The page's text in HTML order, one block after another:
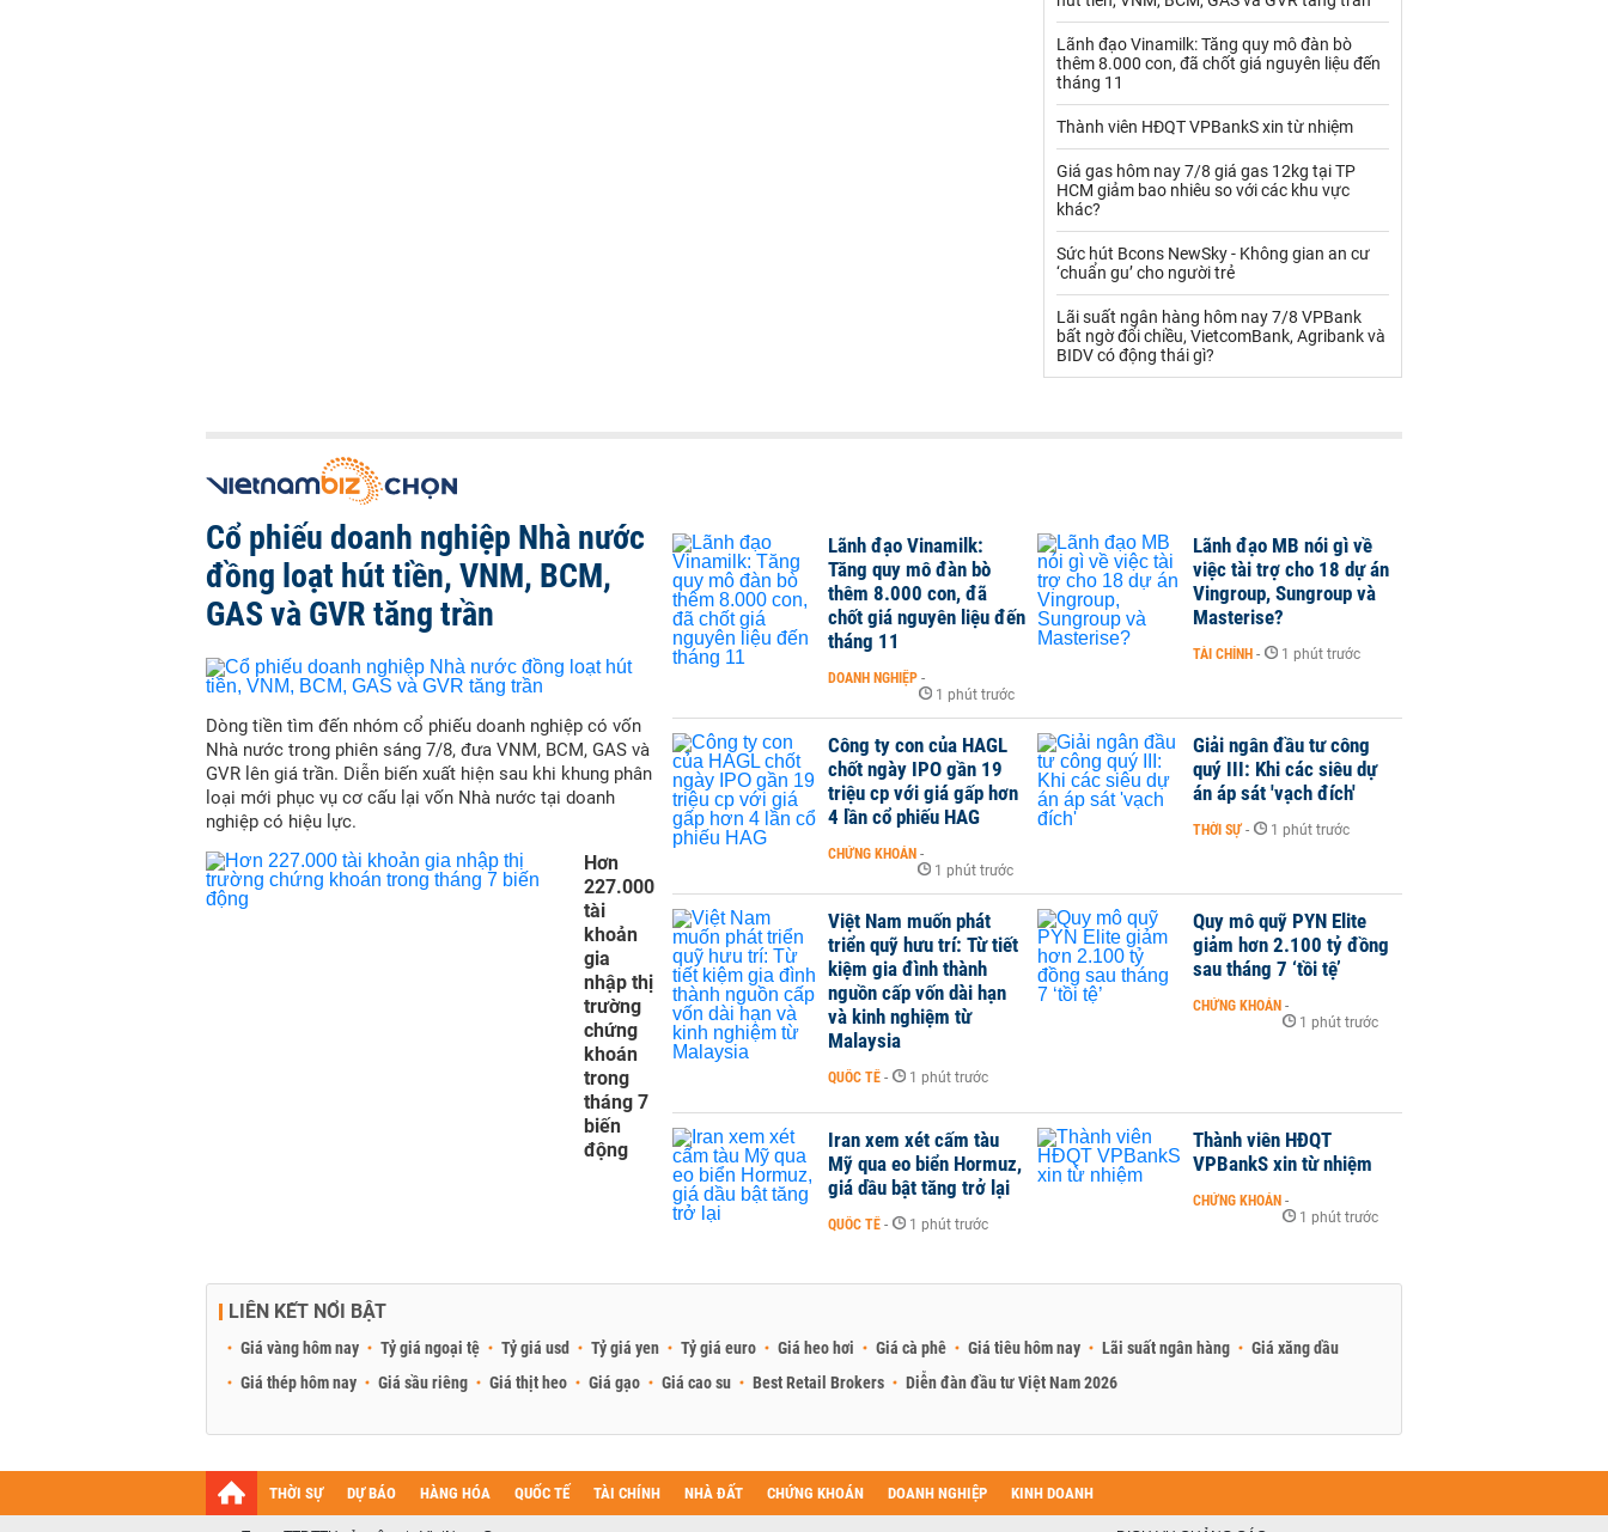
Sữa
Than
Thủy hải sản khác Tôm
Vàng
VLXD khác Xăng dầu
Xi măng - Clynker
Lãnh đạo Vinamilk: Tăng quy mô đàn bò
thêm 8.000 con, đã chốt giá nguyên liệu đến
tháng 11
Thành viên HĐQT VPBankS xin từ nhiệm
Giá gas hôm nay 7/8 giá gas 12kg tại TP
HCM giảm bao nhiêu so với các khu vực
khác?
Sức hút Bcons NewSky - Không gian an cư
‘chuẩn gu’ cho người trẻ
Lãi suất ngân hàng hôm nay 7/8 VPBank
bất ngờ đổi chiều, VietcomBank, Agribank và
BIDV có động thái gì?
Cổ phiếu doanh nghiệp Nhà nước
đồng loạt hút tiền, VNM, BCM,
GAS và GVR tăng trần
Dòng tiền tìm đến nhóm cổ phiếu doanh nghiệp có vốn
Nhà nước trong phiên sáng 7/8, đưa VNM, BCM, GAS và
GVR lên giá trần. Diễn biến xuất hiện sau khi khung phân
loại mới phục vụ cơ cấu lại vốn Nhà nước tại doanh
nghiệp có hiệu lực.
Hơn
227.000
tài
khoản
gia
nhập thị
trường
chứng
khoán
trong
tháng 7
biến
động
Lãnh đạo Vinamilk:
Tăng quy mô đàn bò
thêm 8.000 con, đã
chốt giá nguyên liệu đến
tháng 11
DOANH NGHIỆP -
1 phút trước
Lãnh đạo MB nói gì về
việc tài trợ cho 18 dự án
Vingroup, Sungroup và
Masterise?
TÀI CHÍNH - 1 phút trước
Công ty con của HAGL
chốt ngày IPO gần 19
triệu cp với giá gấp hơn
4 lần cổ phiếu HAG
CHỨNG KHOÁN -
1 phút trước
Giải ngân đầu tư công
quý III: Khi các siêu dự
án áp sát 'vạch đích'
THỜI SỰ - 1 phút trước
Việt Nam muốn phát
triển quỹ hưu trí: Từ tiết
kiệm gia đình thành
nguồn cấp vốn dài hạn
và kinh nghiệm từ
Malaysia
QUỐC TẾ - 1 phút trước
Quy mô quỹ PYN Elite
giảm hơn 2.100 tỷ đồng
sau tháng 7 ‘tồi tệ’
CHỨNG KHOÁN -
1 phút trước
Iran xem xét cấm tàu
Mỹ qua eo biển Hormuz,
giá dầu bật tăng trở lại
QUỐC TẾ - 1 phút trước
Thành viên HĐQT
VPBankS xin từ nhiệm
CHỨNG KHOÁN -
1 phút trước
LIÊN KẾT NỔI BẬT
Giá vàng hôm nay Tỷ giá ngoại tệ Tỷ giá usd Tỷ giá yen Tỷ giá euro Giá heo hơi Giá cà phê Giá tiêu hôm nay Lãi suất ngân hàng
Giá xăng dầu
Giá thép hôm nay
Giá sầu riêng Giá thịt heo Giá gạo Giá cao su Best Retail Brokers Diễn đàn đầu tư Việt Nam 2026
THỜI SỰ DỰ BÁO HÀNG HÓA QUỐC TẾ TÀI CHÍNH NHÀ ĐẤT CHỨNG KHOÁN DOANH NGHIỆP KINH DOANH